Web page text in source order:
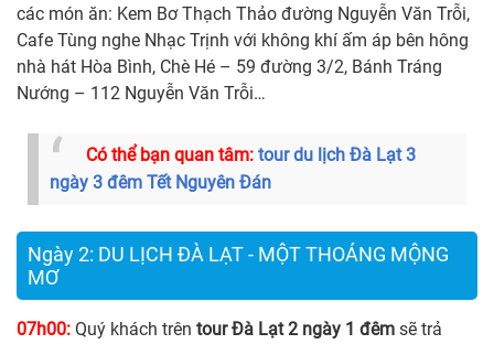
các món ăn: Kem Bơ Thạch Thảo đường Nguyễn Văn Trỗi,
Cafe Tùng nghe Nhạc Trịnh với không khí ấm áp bên hông
nhà hát Hòa Bình, Chè Hé – 59 đường 3/2, Bánh Tráng
Nướng – 112 Nguyễn Văn Trỗi…
Có thể bạn quan tâm: tour du lịch Đà Lạt 3
ngày 3 đêm Tết Nguyên Đán
Ngày 2: DU LỊCH ĐÀ LẠT - MỘT THOÁNG MỘNG
MƠ
07h00: Quý khách trên tour Đà Lạt 2 ngày 1 đêm sẽ trả